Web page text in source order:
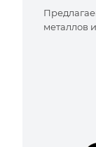
металлов